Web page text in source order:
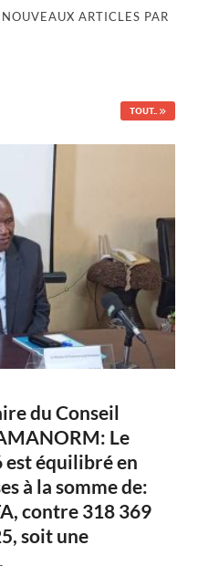
ARTICLES PAR
TOUT..
du Conseil
Le
équilibré en
à la somme de:
contre 318 369
soit une